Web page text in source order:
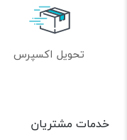
تحویل اکسپرس
خدمات مشتریان